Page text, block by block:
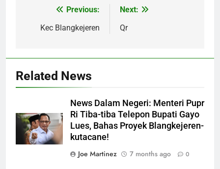
navigation
Previous:
Kec Blangkejeren
Next:
Qr
Related News
News Dalam Negeri: Menteri Pupr
Ri Tiba-tiba Telepon Bupati Gayo
Lues, Bahas Proyek Blangkejeren-
kutacane!
Joe Martinez
7 months ago 0